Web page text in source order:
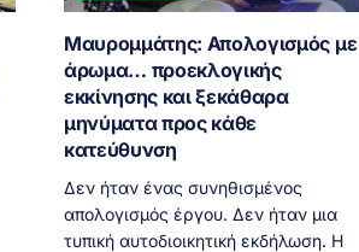
Μαυρομμάτης: Απολογισμός με
άρωμα… προεκλογικής
εκκίνησης και ξεκάθαρα
μηνύματα προς κάθε
κατεύθυνση
Δεν ήταν ένας συνηθισμένος
απολογισμός έργου. Δεν ήταν μια
τυπική αυτοδιοικητική εκδήλωση. Η